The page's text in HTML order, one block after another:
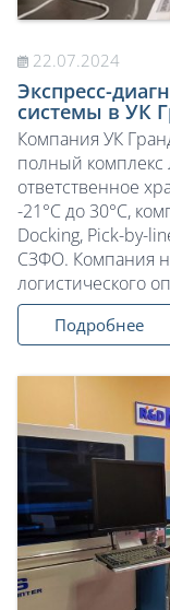
22.07.2024
Экспресс-
системы в УК
Компания УК
полный комплекс
ответственное
-21°С до 30°С,
Docking, Pick-by-
СЗФО. Компания
логистического
Подробнее